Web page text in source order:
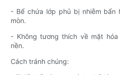
- Bể chứa lớp phủ bị nhiễm bẩn
mòn.
- Không tương thích về mặt
nền.
Cách tránh chúng: